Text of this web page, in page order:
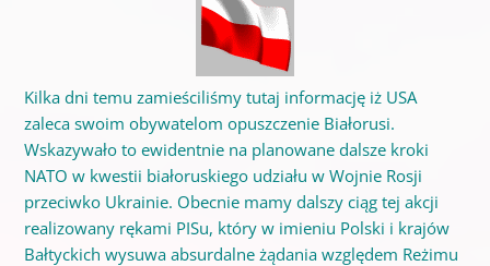
Kilka dni temu zamieściliśmy tutaj informację iż USA
zaleca swoim obywatelom opuszczenie Białorusi.
Wskazywało to ewidentnie na planowane dalsze kroki
NATO w kwestii białoruskiego udziału w Wojnie Rosji
przeciwko Ukrainie. Obecnie mamy dalszy ciąg tej akcji
realizowany rękami PISu, który w imieniu Polski i krajów
Bałtyckich wysuwa absurdalne żądania względem Reżimu